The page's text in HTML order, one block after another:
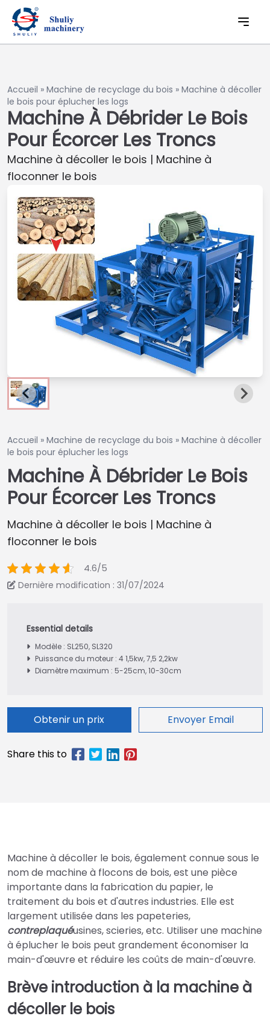
Accueil » Machine de recyclage du bois » Machine à décoller
le bois pour éplucher les logs
Machine À Débrider Le Bois
Pour Écorcer Les Troncs
Machine à décoller le bois | Machine à
floconner le bois
Accueil » Machine de recyclage du bois » Machine à décoller
le bois pour éplucher les logs
Machine À Débrider Le Bois
Pour Écorcer Les Troncs
Machine à décoller le bois | Machine à
floconner le bois
4.6/5
Dernière modification : 31/07/2024
Modèle : SL250, SL320
Puissance du moteur : 4 1,5kw, 7,5 2,2kw
Diamètre maximum : 5-25cm, 10-30cm
Obtenir un prix Envoyer Email
Machine à décoller le bois, également connue sous le
nom de machine à flocons de bois, est une pièce
importante dans la fabrication du papier, le
traitement du bois et d'autres industries. Elle est
largement utilisée dans les papeteries,
contreplaquéusines, scieries, etc. Utiliser une machine
à éplucher le bois peut grandement économiser la
main-d'œuvre et réduire les coûts de main-d'œuvre.
Brève introduction à la machine à
décoller le bois